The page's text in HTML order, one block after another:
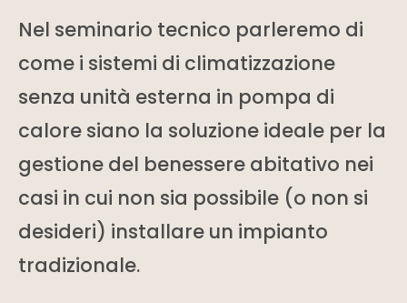
Nel seminario tecnico parleremo di
come i sistemi di climatizzazione
senza unità esterna in pompa di
calore siano la soluzione ideale per la
gestione del benessere abitativo nei
casi in cui non sia possibile (o non si
desideri) installare un impianto
tradizionale.